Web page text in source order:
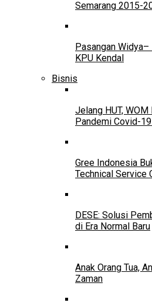
Semarang 2015-
Pasangan
KPU Kendal
Bisnis
Jelang HUT,
Pandemi Covid-
Gree Indonesia
Technical Service
DESE: Solusi
di Era Normal Baru
Anak Orang Tua,
Zaman